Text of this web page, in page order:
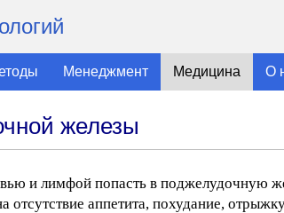
Менеджмент Медицина О
железы
и лимфой попасть в поджелудочную
отсутствие аппетита, похудание,